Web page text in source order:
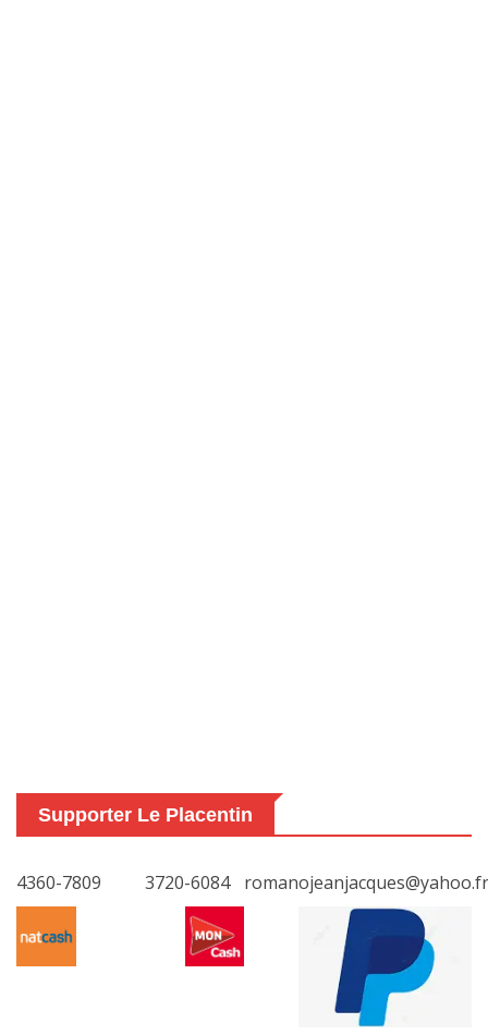
Supporter Le Placentin
4360-7809 3720-6084 romanojeanjacques@yahoo.fr